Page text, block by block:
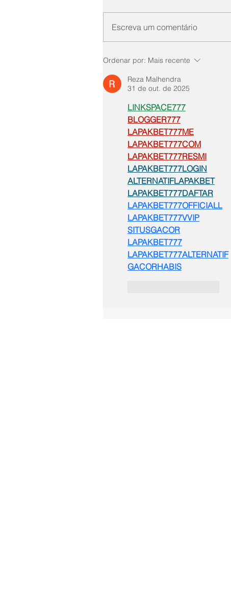
Escreva um comentário
Ordenar por: Mais recente
Reza Malhendra
31 de out. de 2025
LINKSPACE777
BLOGGER777
LAPAKBET777ME
LAPAKBET777COM
LAPAKBET777RESMI
LAPAKBET777LOGIN
ALTERNATIFLAPAKBET
LAPAKBET777DAFTAR
LAPAKBET777OFFICIALL
LAPAKBET777VVIP
SITUSGACOR
LAPAKBET777
LAPAKBET777ALTERNATIF
GACORHABIS